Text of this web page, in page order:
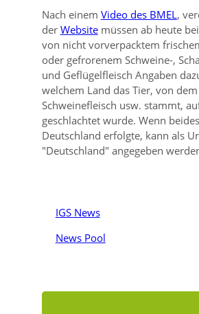
Nach einem Video des BMEL,
der Websitemüssen ab heute
von nicht vorverpacktem
oder gefrorenem Schweine-,
und Geflügelfleisch Angaben
welchem Land das Tier, von
Schweinefleisch usw. stammt,
geschlachtet wurde. Wenn
Deutschland erfolgte, kann als
Deutschland angegeben
IGS News
News Pool